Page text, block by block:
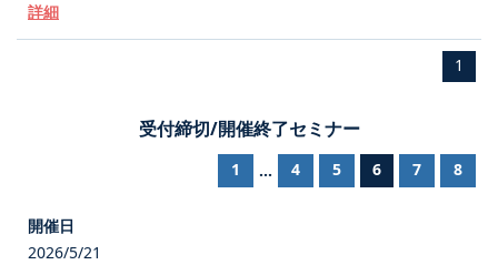
詳細
1
受付締切/開催終了セミナー
1 ... 4 5 6 7 8
2026/5/21